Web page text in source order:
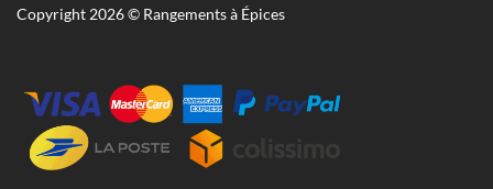
Copyright 2026 © Rangements à Épices